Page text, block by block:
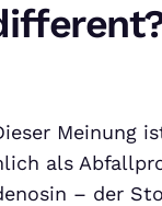
Meinung
als
– der